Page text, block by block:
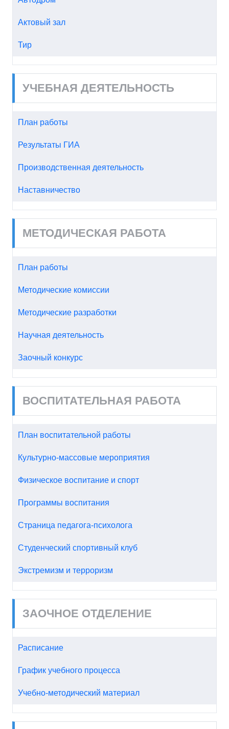
Актовый зал
Тир
УЧЕБНАЯ ДЕЯТЕЛЬНОСТЬ
План работы
Результаты ГИА
Производственная деятельность
Наставничество
МЕТОДИЧЕСКАЯ РАБОТА
План работы
Методические комиссии
Методические разработки
Научная деятельность
Заочный конкурс
ВОСПИТАТЕЛЬНАЯ РАБОТА
План воспитательной работы
Культурно-массовые мероприятия
Физическое воспитание и спорт
Программы воспитания
Страница педагога-психолога
Студенческий спортивный клуб
Экстремизм и терроризм
ЗАОЧНОЕ ОТДЕЛЕНИЕ
Расписание
График учебного процесса
Учебно-методический материал